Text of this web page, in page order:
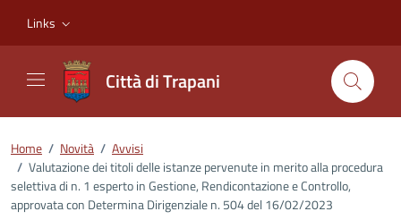
Links
Città di Trapani
Home / Novità / Avvisi
/ Valutazione dei titoli delle istanze pervenute in merito alla procedura
selettiva di n. 1 esperto in Gestione, Rendicontazione e Controllo,
approvata con Determina Dirigenziale n. 504 del 16/02/2023